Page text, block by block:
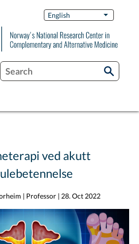
English List
ved akutt
| Professor | 28. Oct 2022